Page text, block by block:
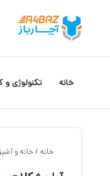
خانه تکنولوژی و
خانه / خانه و